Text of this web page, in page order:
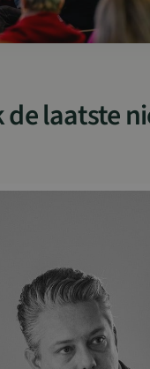
de laatste